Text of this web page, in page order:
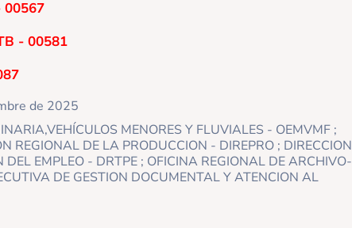
00567
- 00581
de 2025
MENORES Y FLUVIALES - OEMVMF ;
REGIONAL DE LA PRODUCCION - DIREPRO ; DIRECCION
EMPLEO - DRTPE ; OFICINA REGIONAL DE ARCHIVO-
DE GESTION DOCUMENTAL Y ATENCION AL